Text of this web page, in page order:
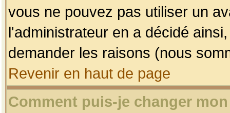
vous ne pouvez pas utiliser un
l'administrateur en a décidé
demander les raisons (nous
Revenir en haut de page
Comment puis-je changer